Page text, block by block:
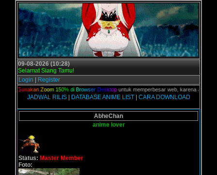
09-08-2026 (10:28)
Selamat Siang Tamu!
Login
Register
nakan Zoom 150% di Browser De sktopuntuk memperbesar web, karena aslinya
JADWAL RILIS| DATABASE ANIME LIST| CARA DOWNLOAD
AbheChan
anime lover
Status: Master Member
Foto: